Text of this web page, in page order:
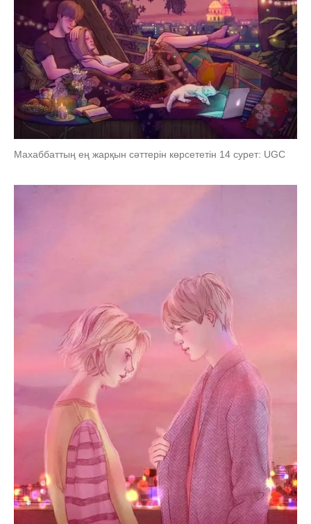
Махаббаттың ең жарқын сәттерін көрсететін 14 сурет: UGC